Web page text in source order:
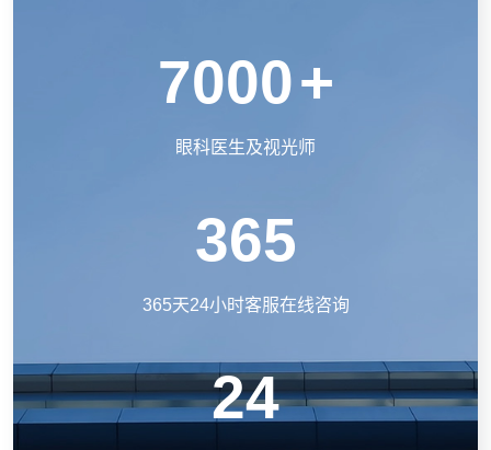
7000+
眼科医生及视光师
365
365天24小时客服在线咨询
24